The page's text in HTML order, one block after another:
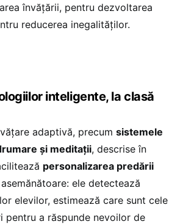
învățării, pentru dezvoltarea
reducerea inegalităților.
inteligente, la clasă
adaptivă, precum sistemele
și meditații, descrise în
personalizarea predării
ele detectează
elevilor, estimează care sunt cele
pentru a răspunde nevoilor de